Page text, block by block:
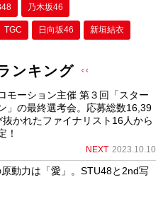
乃木坂46
TGC 日向坂46 新垣結衣
ンキング
モーション主催 第３回「スター
」の最終選考会。応募総数16,39
かれたファイナリスト16人から
！
NEXT 2023.10.10
動力は「愛」。STU48と2nd写